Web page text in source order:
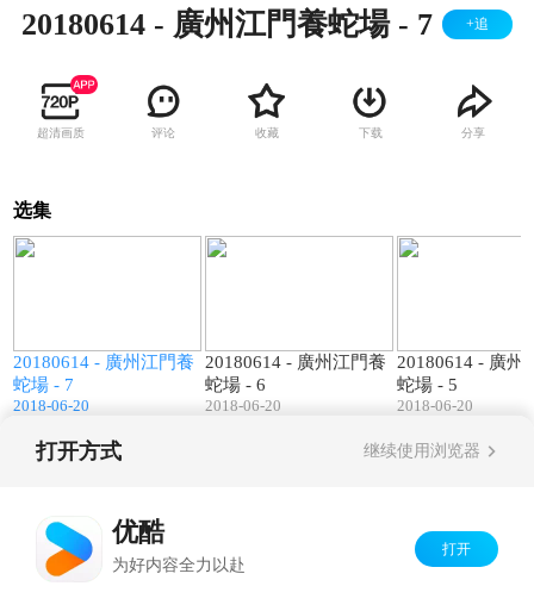
20180614 - 廣州江門養蛇場 - 7 +追
超清画质 评论 收藏 下载 分享
选集
20180614 - 廣州江門養
蛇場 - 7
2018-06-20
20180614 - 廣州江門養
蛇場 - 6
2018-06-20
20180614 - 廣州
蛇場 - 5
2018-06-20
打开方式 继续使用浏览器
优酷
为好内容全力以赴
打开